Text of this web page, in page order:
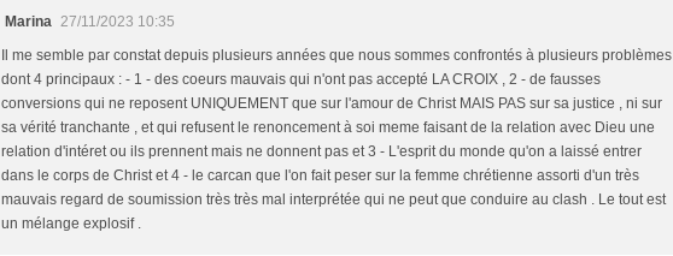
Marina 27/11/2023 10:35
Il me semble par constat depuis plusieurs années que nous sommes confrontés à plusieurs problèmes
dont 4 principaux : - 1 - des coeurs mauvais qui n'ont pas accepté LA CROIX , 2 - de fausses
conversions qui ne reposent UNIQUEMENT que sur l'amour de Christ MAIS PAS sur sa justice , ni sur
sa vérité tranchante , et qui refusent le renoncement à soi meme faisant de la relation avec Dieu une
relation d'intéret ou ils prennent mais ne donnent pas et 3 - L'esprit du monde qu'on a laissé entrer
dans le corps de Christ et 4 - le carcan que l'on fait peser sur la femme chrétienne assorti d'un très
mauvais regard de soumission très très mal interprétée qui ne peut que conduire au clash . Le tout est
un mélange explosif .